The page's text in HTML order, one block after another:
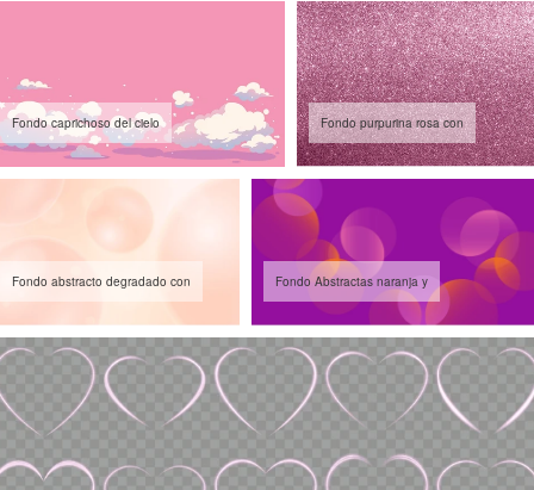
Fondo caprichoso del cielo Fondo purpurina rosa con
Fondo abstracto degradado con Fondo Abstractas naranja y